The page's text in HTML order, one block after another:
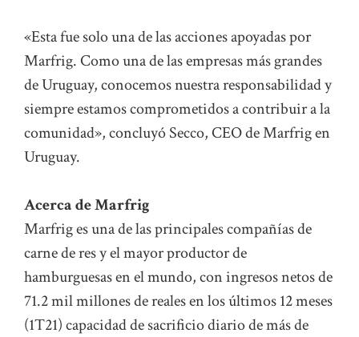
«Esta fue solo una de las acciones apoyadas por
Marfrig. Como una de las empresas más grandes
de Uruguay, conocemos nuestra responsabilidad y
siempre estamos comprometidos a contribuir a la
comunidad», concluyó Secco, CEO de Marfrig en
Uruguay.
Acerca de Marfrig
Marfrig es una de las principales compañías de
carne de res y el mayor productor de
hamburguesas en el mundo, con ingresos netos de
71.2 mil millones de reales en los últimos 12 meses
(1T21) capacidad de sacrificio diario de más de